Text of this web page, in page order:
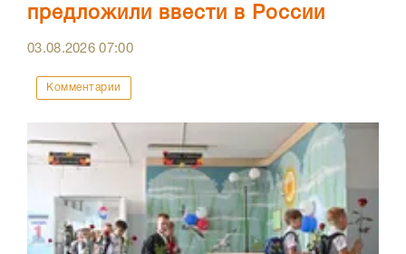
предложили ввести в России
03.08.202607:00
Комментарии